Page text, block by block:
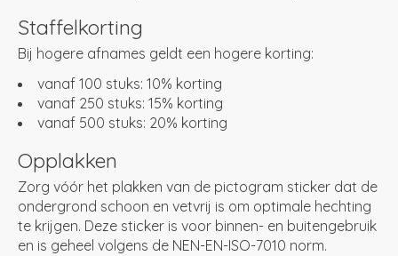
Staffelkorting
Bij hogere afnames geldt een hogere korting:
vanaf 100 stuks: 10% korting
vanaf 250 stuks: 15% korting
vanaf 500 stuks: 20% korting
Opplakken
Zorg vóór het plakken van de pictogram sticker dat de
ondergrond schoon en vetvrij is om optimale hechting
te krijgen. Deze sticker is voor binnen- en buitengebruik
en is geheel volgens de NEN-EN-ISO-7010 norm.